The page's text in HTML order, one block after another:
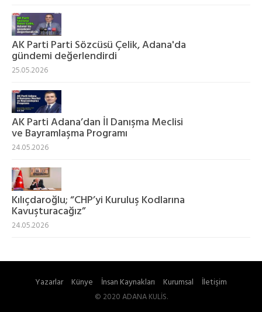
AK Parti Parti Sözcüsü Çelik, Adana'da
gündemi değerlendirdi
25.05.2026
AK Parti Adana’dan İl Danışma Meclisi
ve Bayramlaşma Programı
24.05.2026
Kılıçdaroğlu; “CHP’yi Kuruluş Kodlarına
Kavuşturacağız”
24.05.2026
Yazarlar Künye İnsan Kaynakları Kurumsal İletişim
© 2020 ADANA KULİS.